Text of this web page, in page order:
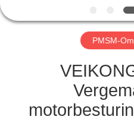
NIEUWS
VERZOEK
OM EEN
CITAAT
PMSM-